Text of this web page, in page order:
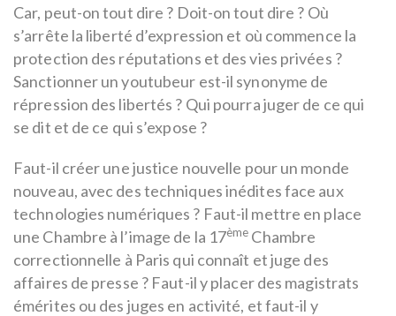
Car, peut-on tout dire ? Doit-on tout dire ? Où
s’arrête la liberté d’expression et où commence la
protection des réputations et des vies privées ?
Sanctionner un youtubeur est-il synonyme de
répression des libertés ? Qui pourra juger de ce qui
se dit et de ce qui s’expose ?
Faut-il créer une justice nouvelle pour un monde
nouveau, avec des techniques inédites face aux
technologies numériques ? Faut-il mettre en place
une Chambre à l’image de la 17ème Chambre
correctionnelle à Paris qui connaît et juge des
affaires de presse ? Faut-il y placer des magistrats
émérites ou des juges en activité, et faut-il y